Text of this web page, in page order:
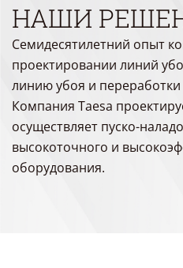
НАШИ
Семидесятилетний опыт
проектировании линий
линию убоя и
Компания Taesa
осуществляет пуско-
высокоточного и
оборудования.